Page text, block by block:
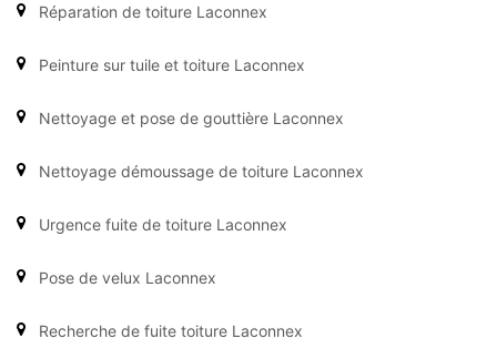
Réparation de toiture Laconnex
Peinture sur tuile et toiture Laconnex
Nettoyage et pose de gouttière Laconnex
Nettoyage démoussage de toiture Laconnex
Urgence fuite de toiture Laconnex
Pose de velux Laconnex
Recherche de fuite toiture Laconnex